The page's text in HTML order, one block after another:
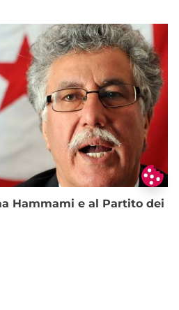
Hammami e al Partito dei